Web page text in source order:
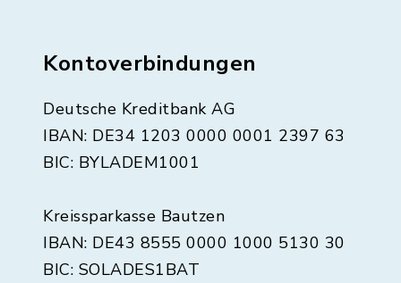
Kontoverbindungen
Deutsche Kreditbank AG
IBAN: DE34 1203 0000 0001 2397 63
BIC: BYLADEM1001
Kreissparkasse Bautzen
IBAN: DE43 8555 0000 1000 5130 30
BIC: SOLADES1BAT